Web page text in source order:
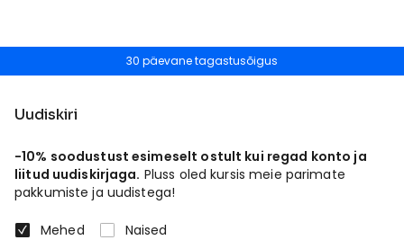
30 päevane tagastusõigus
Uudiskiri
-10% soodustust esimeselt ostult kui regad konto ja
liitud uudiskirjaga. Pluss oled kursis meie parimate
pakkumiste ja uudistega!
Mehed
Naised